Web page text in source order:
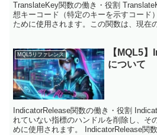
TranslateKey関数の働き・役割
想キーコード（特定のキーを示すコード
ために使用されます。この関数は、現在
MQL5リファレンス
【MQL5
について
IndicatorRelease関数の働き・役割
れていない指標のハンドルを削除し、そ
めに使用されます。 IndicatorRelease関